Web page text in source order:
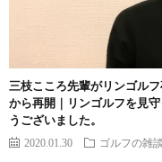
三枝こころ先輩がリンゴル
から再開｜リンゴルフを見
うございました。
2020.01.30 ゴルフの雑談